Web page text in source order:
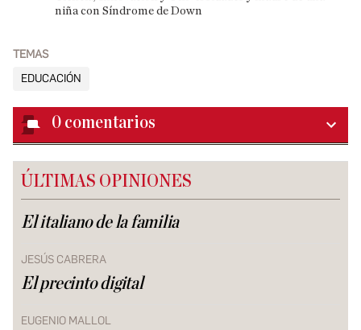
niña con Síndrome de Down
TEMAS
EDUCACIÓN
0 comentarios
ÚLTIMAS OPINIONES
El italiano de la familia
JESÚS CABRERA
El precinto digital
EUGENIO MALLOL